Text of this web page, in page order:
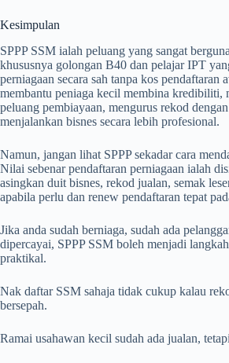
Kesimpulan
SPPP SSM ialah peluang yang sangat
khususnya golongan B40 dan pelajar IPT
perniagaan secara sah tanpa kos pendaftaran
membantu peniaga kecil membina kredibiliti,
peluang pembiayaan, mengurus rekod
menjalankan bisnes secara lebih profesional.
Namun, jangan lihat SPPP sekadar cara
Nilai sebenar pendaftaran perniagaan ialah
asingkan duit bisnes, rekod jualan, semak
apabila perlu dan renew pendaftaran tepat
Jika anda sudah berniaga, sudah ada
dipercayai, SPPP SSM boleh menjadi
praktikal.
Nak daftar SSM sahaja tidak cukup kalau
bersepah.
Ramai usahawan kecil sudah ada jualan,